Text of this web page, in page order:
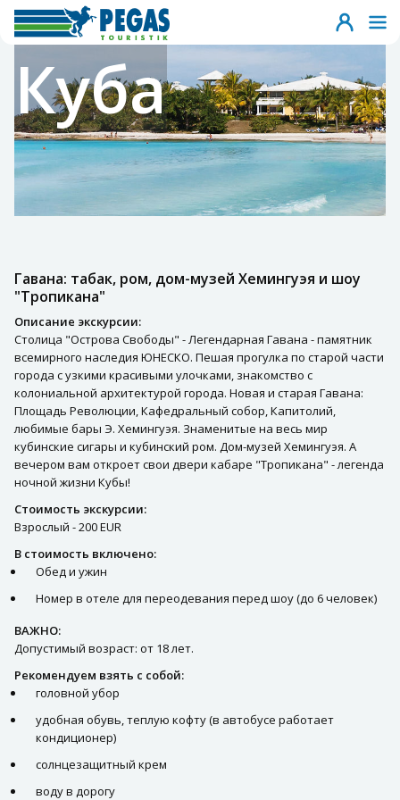
Куба
Гавана: табак, ром, дом-музей Хемингуэя и шоу
"Тропикана"
Описание экскурсии:
Столица "Острова Свободы" - Легендарная Гавана - памятник
всемирного наследия ЮНЕСКО. Пешая прогулка по старой части
города с узкими красивыми улочками, знакомство с
колониальной архитектурой города. Новая и старая Гавана:
Площадь Революции, Кафедральный собор, Капитолий,
любимые бары Э. Хемингуэя. Знаменитые на весь мир
кубинские сигары и кубинский ром. Дом-музей Хемингуэя. А
вечером вам откроет свои двери кабаре "Тропикана" - легенда
ночной жизни Кубы!
Стоимость экскурсии:
Взрослый - 200 EUR
В стоимость включено:
Обед и ужин
Номер в отеле для переодевания перед шоу (до 6 человек)
ВАЖНО:
Допустимый возраст: от 18 лет.
Рекомендуем взять с собой:
головной убор
удобная обувь, теплую кофту (в автобусе работает
кондиционер)
солнцезащитный крем
воду в дорогу